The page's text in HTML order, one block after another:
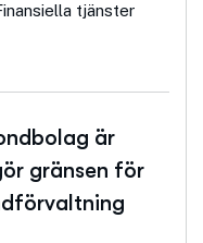
tjänster
är
gränsen för